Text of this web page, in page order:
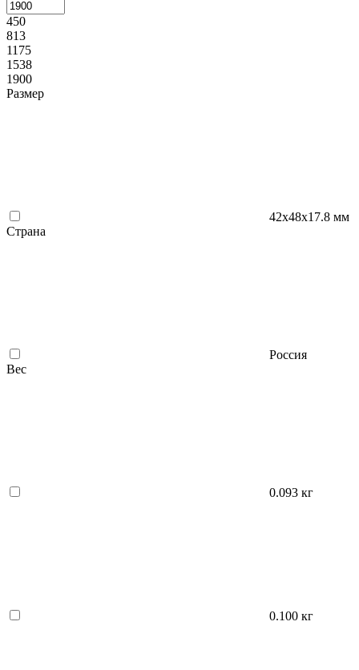
450
813
1175
1538
1900
Размер
42х48х17.8 мм
Страна
Россия
Вес
0.093 кг
0.100 кг